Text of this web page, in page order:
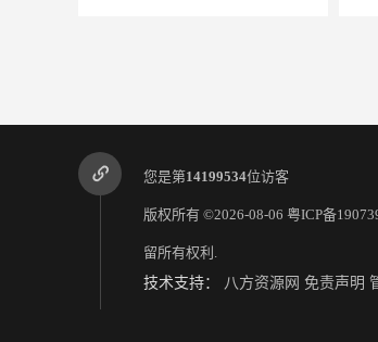
4G全网通智能定位手环
您是第14199534位访客
版权所有 ©2026-08-06 粤ICP备
留所有权利.
技术支持： 八方资源网 免责声明